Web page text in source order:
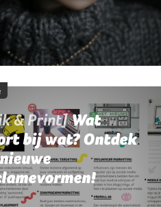
& Print]Wat
bij wat? Ontdek